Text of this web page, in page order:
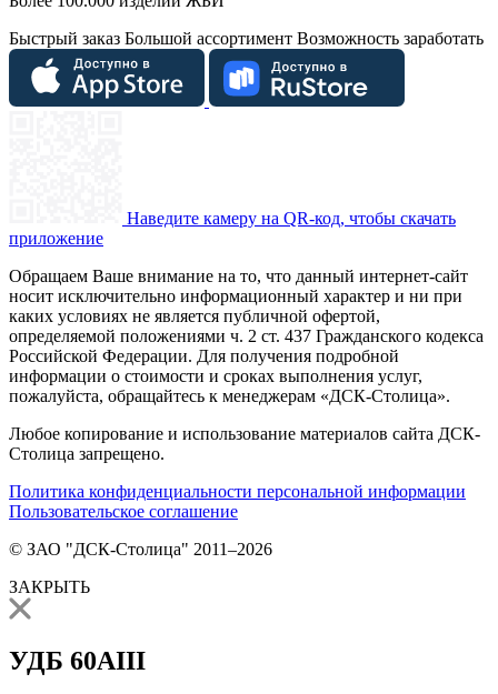
Быстрый заказ Большой ассортимент Возможность заработать
Наведите камеру на QR-код, чтобы скачать
приложение
Обращаем Ваше внимание на то, что данный интернет-сайт
носит исключительно информационный характер и ни при
каких условиях не является публичной офертой,
определяемой положениями ч. 2 ст. 437 Гражданского кодекса
Российской Федерации. Для получения подробной
информации о стоимости и сроках выполнения услуг,
пожалуйста, обращайтесь к менеджерам «ДСК-Столица».
Любое копирование и использование материалов сайта ДСК-
Столица запрещено.
Политика конфиденциальности персональной информации
Пользовательское соглашение
© ЗАО "ДСК-Столица" 2011–2026
ЗАКРЫТЬ
УДБ 60АIII